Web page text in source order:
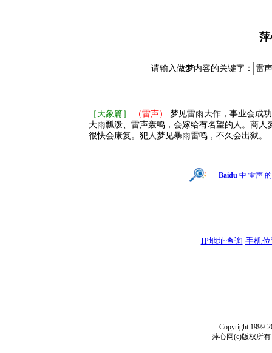
请输入做梦内容的关键字：
［天象篇］ （雷声）
梦见雷雨大作，事业会成
大雨瓢泼、雷声轰鸣，会嫁给有名望的人。商
很快会康复。犯人梦见暴雨雷鸣，不久会出狱。
Baidu中 雷声
IP地址查询 手机
Copyright 1999-
萍心网(c)版权所有